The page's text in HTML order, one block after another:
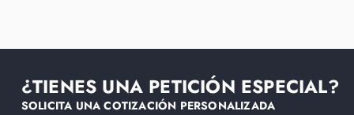
¿TIENES UNA PETICIÓN ESPECIAL?
SOLICITA UNA COTIZACIÓN PERSONALIZADA